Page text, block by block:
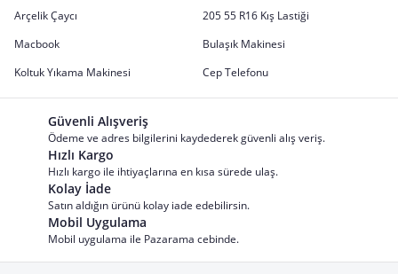
Arçelik Çaycı
205 55 R16 Kış Lastiği
Macbook
Bulaşık Makinesi
Koltuk Yıkama Makinesi
Cep Telefonu
Güvenli Alışveriş
Ödeme ve adres bilgilerini kaydederek güvenli alış veriş.
Hızlı Kargo
Hızlı kargo ile ihtiyaçlarına en kısa sürede ulaş.
Kolay İade
Satın aldığın ürünü kolay iade edebilirsin.
Mobil Uygulama
Mobil uygulama ile Pazarama cebinde.